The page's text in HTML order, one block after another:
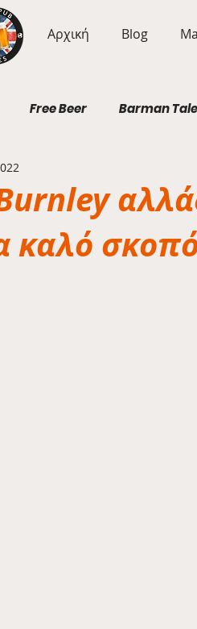
Αρχική Blog
Free Beer Barman
καλό